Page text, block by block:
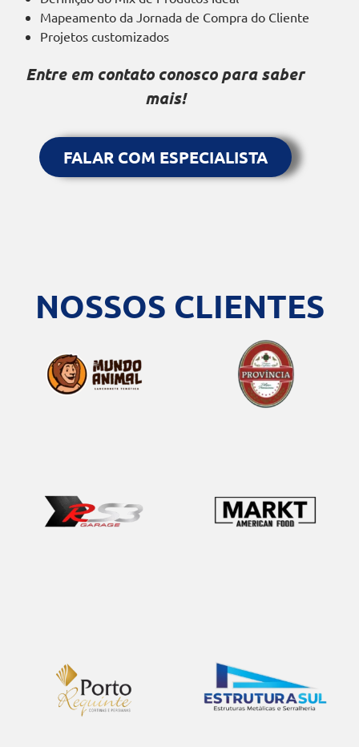
Mapeamento da Jornada de Compra do Cliente
Projetos customizados​
Entre em contato conosco para saber
mais!
FALAR COM ESPECIALISTA
NOSSOS CLIENTES